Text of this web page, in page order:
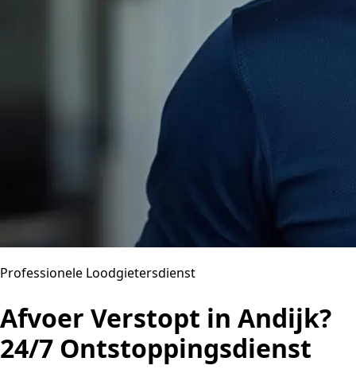
Professionele Loodgietersdienst
Afvoer Verstopt in Andijk?
24/7 Ontstoppingsdienst